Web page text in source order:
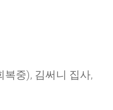
중), 김써니 집사,